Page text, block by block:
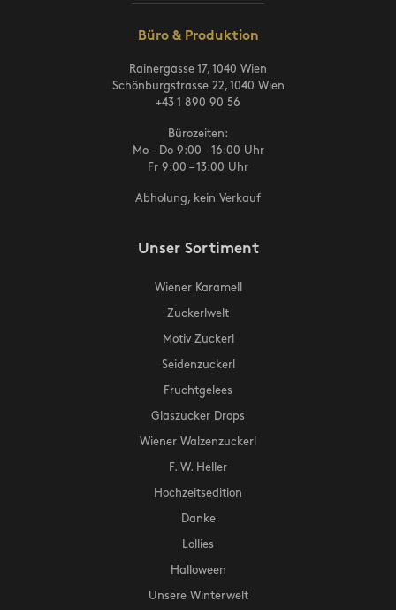
Büro & Produktion
Rainergasse 17, 1040 Wien
Schönburgstrasse 22, 1040 Wien
+43 1 890 90 56
Bürozeiten:
Mo – Do 9:00 – 16:00 Uhr
Fr 9:00 – 13:00 Uhr
Abholung, kein Verkauf
Unser Sortiment
Wiener Karamell
Zuckerlwelt
Motiv Zuckerl
Seidenzuckerl
Fruchtgelees
Glaszucker Drops
Wiener Walzenzuckerl
F. W. Heller
Hochzeitsedition
Danke
Lollies
Halloween
Unsere Winterwelt